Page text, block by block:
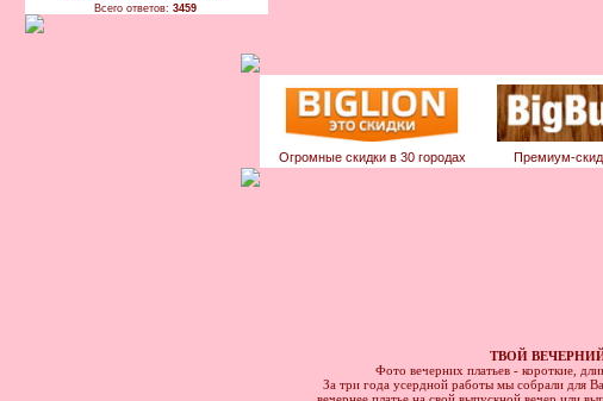
Всего ответов: 3459
Огромные скидки в 30 городах Премиум-
ТВОЙ
Фото вечерних платьев - короткие,
За три года усердной работы мы собрали для